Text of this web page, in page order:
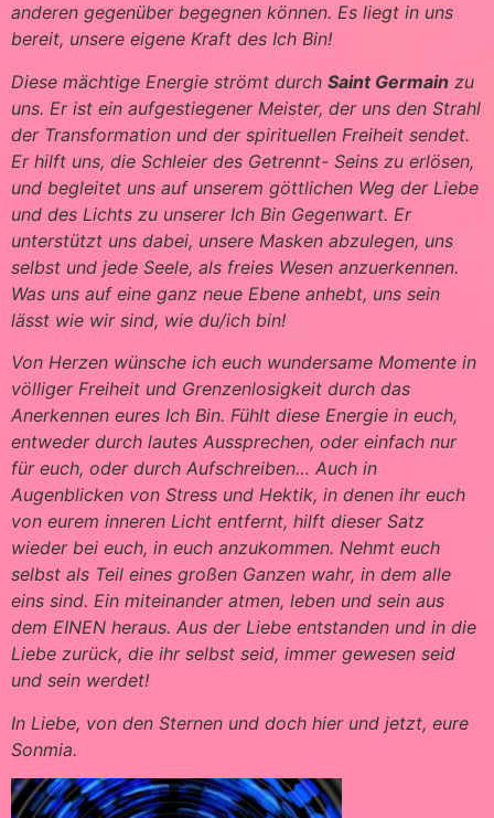
anderen gegenüber begegnen können. Es liegt in uns
bereit, unsere eigene Kraft des Ich Bin!
Diese mächtige Energie strömt durch Saint Germain zu
uns. Er ist ein aufgestiegener Meister, der uns den Strahl
der Transformation und der spirituellen Freiheit sendet.
Er hilft uns, die Schleier des Getrennt- Seins zu erlösen,
und begleitet uns auf unserem göttlichen Weg der Liebe
und des Lichts zu unserer Ich Bin Gegenwart. Er
unterstützt uns dabei, unsere Masken abzulegen, uns
selbst und jede Seele, als freies Wesen anzuerkennen.
Was uns auf eine ganz neue Ebene anhebt, uns sein
lässt wie wir sind, wie du/ich bin!
Von Herzen wünsche ich euch wundersame Momente in
völliger Freiheit und Grenzenlosigkeit durch das
Anerkennen eures Ich Bin. Fühlt diese Energie in euch,
entweder durch lautes Aussprechen, oder einfach nur
für euch, oder durch Aufschreiben… Auch in
Augenblicken von Stress und Hektik, in denen ihr euch
von eurem inneren Licht entfernt, hilft dieser Satz
wieder bei euch, in euch anzukommen. Nehmt euch
selbst als Teil eines großen Ganzen wahr, in dem alle
eins sind. Ein miteinander atmen, leben und sein aus
dem EINEN heraus. Aus der Liebe entstanden und in die
Liebe zurück, die ihr selbst seid, immer gewesen seid
und sein werdet!
In Liebe, von den Sternen und doch hier und jetzt, eure
Sonmia.